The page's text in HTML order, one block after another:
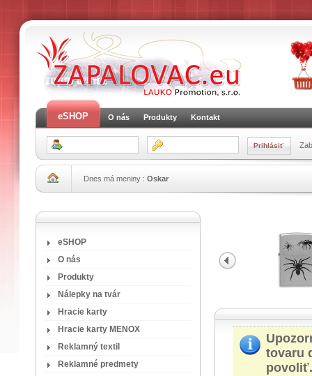
eSHOP O nás Produkty Kontakt
Dnes má meniny : Oskar
eSHOP
O nás
Produkty
Nálepky na tvár
Hracie karty
Hracie karty MENOX
Reklamný textil
Reklamné predmety
tovaru
povoliť.